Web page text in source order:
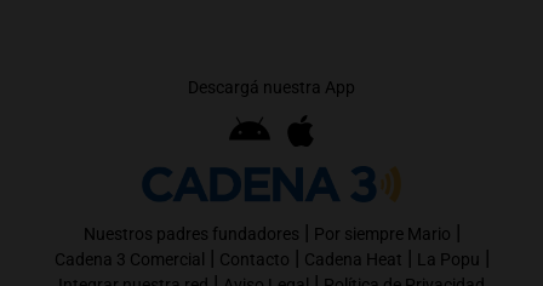
Descargá nuestra App
Nuestros padres fundadores | Por siempre Mario |
Cadena 3 Comercial | Contacto | Cadena Heat | La Popu |